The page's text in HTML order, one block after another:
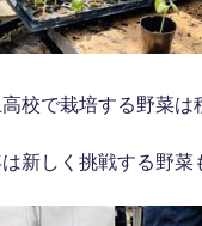
校で栽培する野菜は
新しく挑戦する野菜